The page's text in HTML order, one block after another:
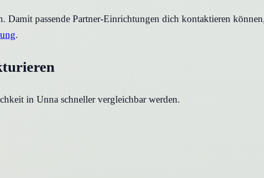
passende Partner-Einrichtungen dich kontaktieren
.
in Unna schneller vergleichbar werden.